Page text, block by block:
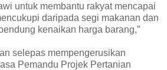
untuk membantu rakyat mencapai
daripada segi makanan dan
kenaikan harga barang,”
selepas mempengerusikan
Pemandu Projek Pertanian